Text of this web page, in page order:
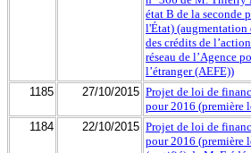
état B de la seconde
l'État) (augmentation
des crédits de
réseau de l’Agence
l’étranger (AEFE))
1185 27/10/2015 Projet de loi de
pour 2016 (première
1184 22/10/2015 Projet de loi de
pour 2016 (première